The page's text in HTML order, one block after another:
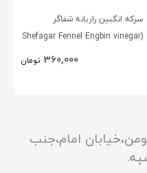
سرکه انگبین رازیانه شفاگر
(Shefagar Fennel Engbin vinegar
360,000 تومان
گیلان،فومن،خیابان امام،جنب